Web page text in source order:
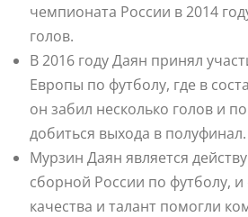
чемпионата России в 2014
голов.
В 2016 году Даян принял
Европы по футболу, где в
он забил несколько голов и
добиться выхода в полуфинал.
Мурзин Даян является
сборной России по футболу, и
качества и талант помогли